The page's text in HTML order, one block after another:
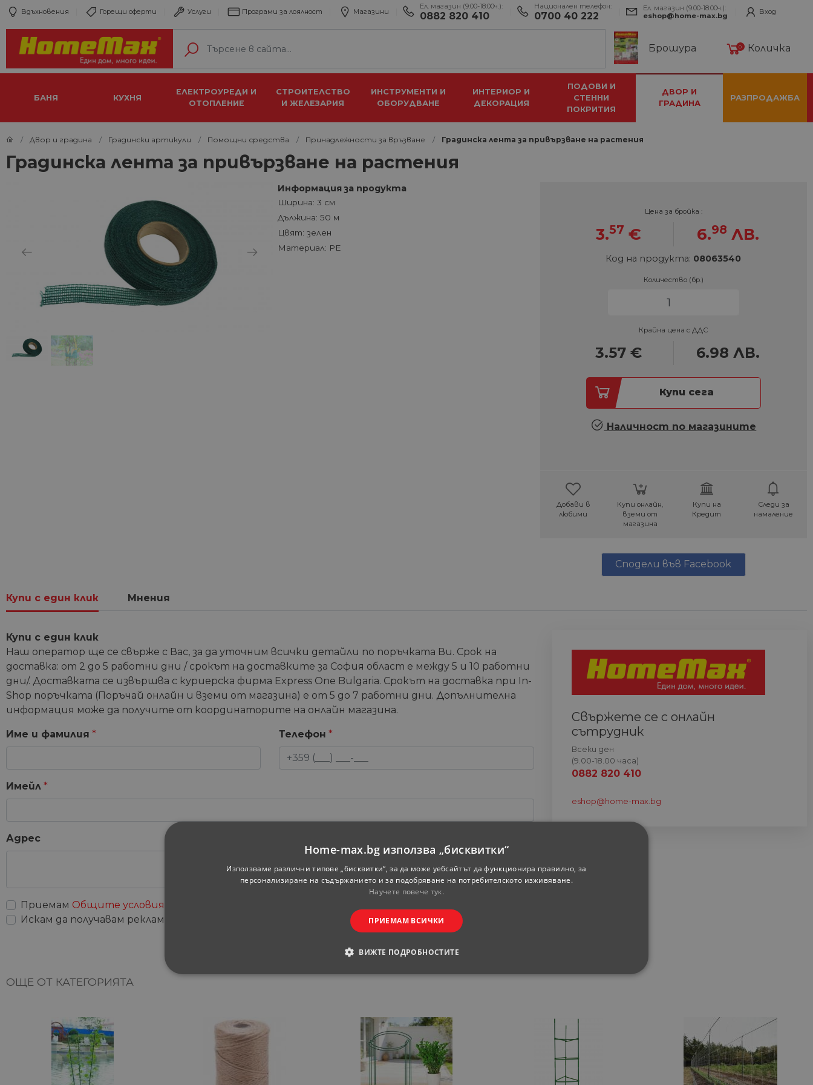
Вдъхновения Горещи оферти Услуги Програми за лоялност Магазини
Ел. магазин (9:00-18:00ч.):
0882 820 410
Национален телефон:
0700 40 222
Ел. магазин (9:00-18:00ч.):
eshop@home-max.bg
Вход
Брошура 0 Количка
БАНЯ КУХНЯ
ЕЛЕКТРОУРЕДИ И
ОТОПЛЕНИЕ
СТРОИТЕЛСТВО
И ЖЕЛЕЗАРИЯ
ИНСТРУМЕНТИ И
ОБОРУДВАНЕ
ИНТЕРИОР И
ДЕКОРАЦИЯ
ПОДОВИ И
СТЕННИ
ПОКРИТИЯ
ДВОР И
ГРАДИНА
РАЗПРОДАЖБА
Двор и градина Градински артикули Помощни средства Принадлежности за връзване Градинска лента за привързване на растения
Градинска лента за привързване на растения
Информация за продукта
Ширина: 3 см
Дължина: 50 м
Цвят: зелен
Материал: PE
Цена за бройка :
3.57 € 6.98 ЛВ.
Код на продукта: 08063540
Количество (бр.)
Крайна цена с ДДС
3.57 € 6.98 ЛВ.
Купи сега
Наличност по магазините
Добави в
любими
Купи онлайн,
вземи от
магазина
Купи на
Кредит
Следи за
намаление
Сподели във Facebook
Купи с един клик Мнения
Купи с един клик
Наш оператор ще се свърже с Вас, за да уточним всички детайли по поръчката Ви. Срок на
доставка: от 2 до 5 работни дни / срокът на доставките за София област е между 5 и 10 работни
дни/. Доставката се извършва с куриерска фирма Express One Bulgaria. Срокът на доставка при In-
Shop поръчката (Поръчай онлайн и вземи от магазина) е от 5 до 7 работни дни. Допълнителна
информация може да получите от координаторите на онлайн магазина.
Име и фамилия * Телефон *
Имейл *
Адрес
Приемам Общите условия
Искам да получавам рекламни съобщения
Свържете се с онлайн
сътрудник
Всеки ден
(9.00-18.00 часа)
0882 820 410
eshop@home-max.bg
ОЩЕ ОТ КАТЕГОРИЯТА
Home-max.bg използва „бисквитки“
Използваме различни типове „бисквитки“, за да може уебсайтът да функционира правилно, за
персонализиране на съдържанието и за подобряване на потребителското изживяване.
Научете повече тук.
ПРИЕМАМ ВСИЧКИ
ВИЖТЕ ПОДРОБНОСТИТЕ
СТРОГО НЕОБХОДИМИ СТАТИСТИЧЕСКИ МАРКЕТИНГOВИ ФУНКЦИОНАЛНИ
Строго необходими Статистически Маркетингoви Функционални Некласифицирани